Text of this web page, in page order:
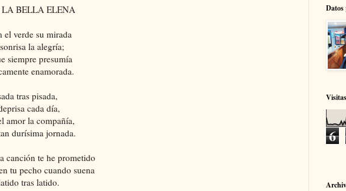
LA BELLA ELENA
el verde su mirada
la alegría;
siempre presumía
enamorada.
tras pisada,
cada día,
amor la compañía,
durísima jornada.
canción te he prometido
tu pecho cuando suena
tras latido.
Datos
Visitas
6